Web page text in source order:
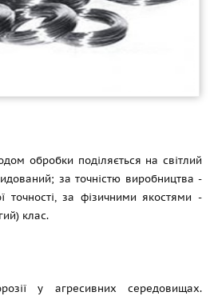
обробки поділяється на світлий
за точністю виробництва -
точності, за фізичними якостями -
клас.
у агресивних середовищах.